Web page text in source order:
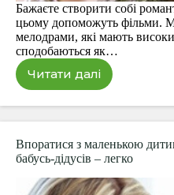
Бажаєте створити собі
цьому допоможуть фільми.
мелодрами, які мають
сподобаються як…
Читати далі
Мелодрами
сюжетом
Впоратися з маленькою
бабусь-дідусів – легко